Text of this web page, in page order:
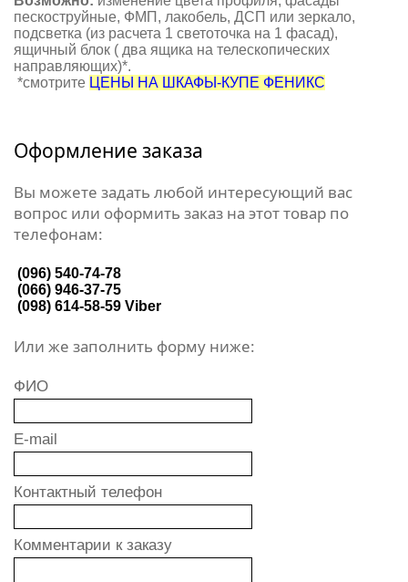
пескоструйные, ФМП, лакобель, ДСП или зеркало,
подсветка (из расчета 1 светоточка на 1 фасад),
ящичный блок ( два ящика на телескопических
направляющих)*.
*смотрите ЦЕНЫ НА ШКАФЫ-КУПЕ ФЕНИКС
Оформление заказа
Вы можете задать любой интересующий вас
вопрос или оформить заказ на этот товар по
телефонам:
(096) 540-74-78
(066) 946-37-75
(098) 614-58-59 Viber
Или же заполнить форму ниже:
ФИО
E-mail
Контактный телефон
Комментарии к заказу